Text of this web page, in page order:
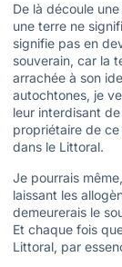
De là découle
une terre ne
signifie pas en
souverain, car la
arrachée à son
autochtones, je
leur interdisant
propriétaire de ce
dans le Littoral.
Je pourrais
laissant les
demeurerais le
Et chaque fois
Littoral, par